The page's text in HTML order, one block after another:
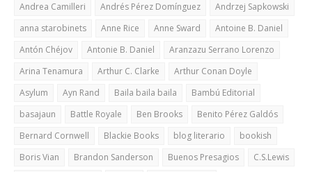
Andrea Camilleri
Andrés Pérez Domínguez
Andrzej Sapkowski
anna starobinets
Anne Rice Anne Sward
Antoine B. Daniel
Antón Chéjov
Antonie B. Daniel
Aranzazu Serrano Lorenzo
Arina Tenamura
Arthur C. Clarke
Arthur Conan Doyle
Asylum
Ayn Rand Baila baila baila
Bambú Editorial
basajaun
Battle Royale Ben Brooks
Benito Pérez Galdós
Bernard Cornwell
Blackie Books blog literario
bookish
Boris Vian
Brandon Sanderson Buenos Presagios
C.S.Lewis